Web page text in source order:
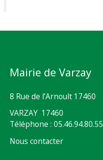
Mairie de Varzay
8 Rue de l’Arnoult 17460
VARZAY 17460
Téléphone : 05.46.94.80.55
Nous contacter